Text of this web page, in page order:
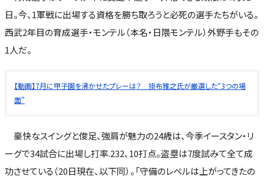
日。今、1軍戦に出場する資格を勝ち取ろうと必死の選手たちがいる。
西武2年目の育成選手・モンテル（本名・日隈モンテル）外野手もその
1人だ。
【動画】7月に甲子園を沸かせたプレーは？ 掛布雅之氏が厳選した“3つの場
面”
豪快なスイングと俊足、強肩が魅力の24歳は、今季イースタン・リ
ーグで34試合に出場し打率.232、10打点。盗塁は7度試みて全て成
功させている（20日現在、以下同）。「守備のレベルは上がってきたの